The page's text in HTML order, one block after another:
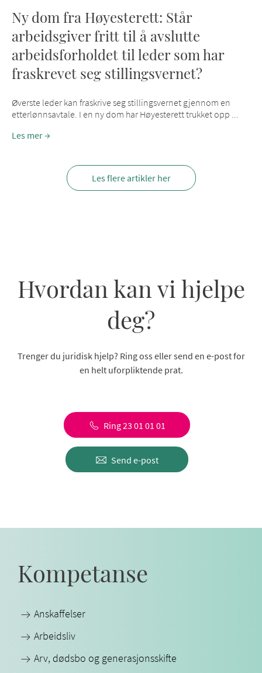
Ny dom fra Høyesterett: Står
arbeidsgiver fritt til å avslutte
arbeidsforholdet til leder som har
fraskrevet seg stillingsvernet?
Øverste leder kan fraskrive seg stillingsvernet gjennom en
etterlønnsavtale. I en ny dom har Høyesterett trukket opp ...
Les mer
Les flere artikler her
Hvordan kan vi hjelpe
deg?
Trenger du juridisk hjelp? Ring oss eller send en e-post for
en helt uforpliktende prat.
Ring 23 01 01 01
Send e-post
Kompetanse
Anskaffelser
Arbeidsliv
Arv, dødsbo og generasjonsskifte